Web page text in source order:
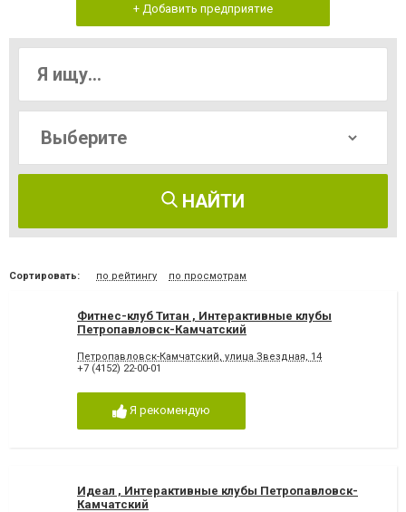
+ Добавить предприятие
НАЙТИ
Сортировать: по рейтингу по просмотрам
Фитнес-клуб Титан , Интерактивные клубы
Петропавловск-Камчатский
Петропавловск-Камчатский, улица Звездная, 14
+7 (4152) 22-00-01
Я рекомендую
Идеал , Интерактивные клубы Петропавловск-
Камчатский